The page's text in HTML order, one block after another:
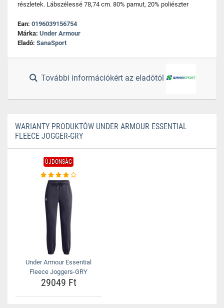
részletek. Lábszélessé 78,74 cm. 80% pamut, 20% poliészter
Ean: 0196039156754
Márka: Under Armour
Eladó: SanaSport
További információkért az eladótól
WARIANTY PRODUKTÓW UNDER ARMOUR ESSENTIAL
FLEECE JOGGER-GRY
ÚJDONSÁG
Under Armour Essential
Fleece Joggers-GRY
29049 Ft